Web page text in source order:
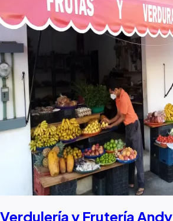
Verdulería y Frutería Andy